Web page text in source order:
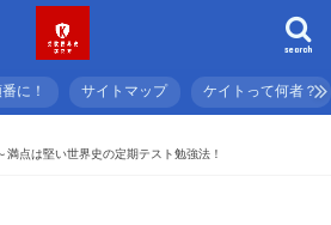
search
に！ サイトマップ ケイトって何者？
満点は堅い世界史の定期テスト勉強法！